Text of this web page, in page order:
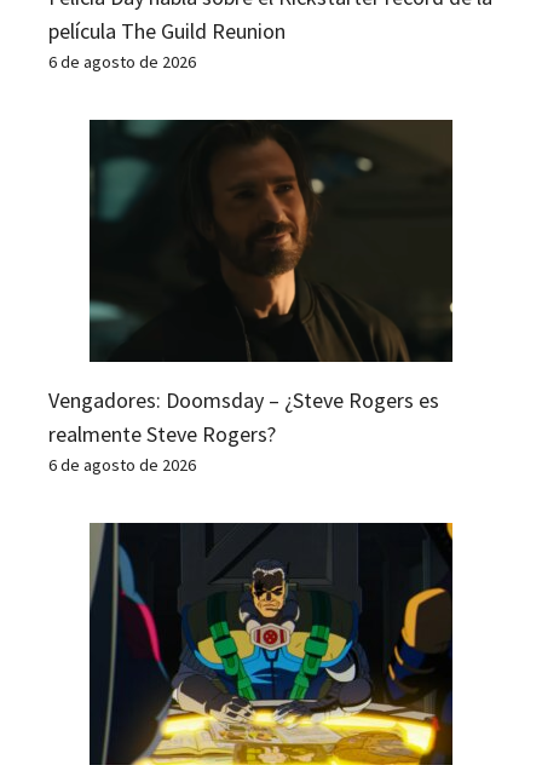
película The Guild Reunion
6 de agosto de 2026
Vengadores: Doomsday – ¿Steve Rogers es
realmente Steve Rogers?
6 de agosto de 2026